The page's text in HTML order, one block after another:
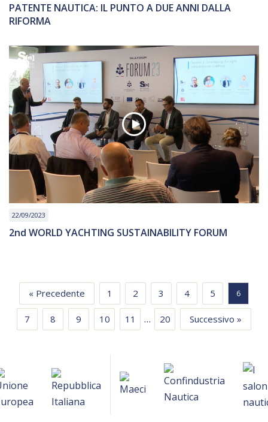
PATENTE NAUTICA: IL PUNTO A DUE ANNI DALLA
RIFORMA
22/09/2023
2nd WORLD YACHTING SUSTAINABILITY FORUM
« Precedente 1 2 3 4 5 6
7 8 9 10 11 … 20 Successivo »